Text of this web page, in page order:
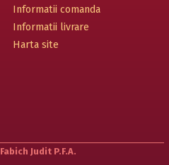
Informatii comanda
Informatii livrare
Harta site
Fabich Judit P.F.A.